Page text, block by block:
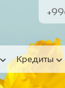
Кредиты